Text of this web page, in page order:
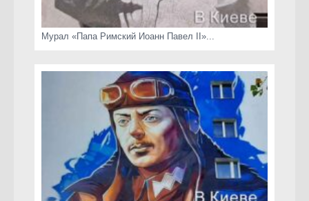
часы Киева
Мурал «Папа Римский Иоанн Павел II»...